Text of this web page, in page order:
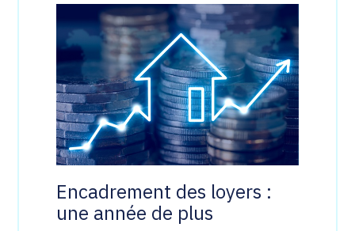
i
d
e
f
i
n
a
n
c
i
è
r
b
i
s
s
i
o
n
:
l
e
s
d
o
n
t
i
o
Encadrement des loyers :
une année de plus